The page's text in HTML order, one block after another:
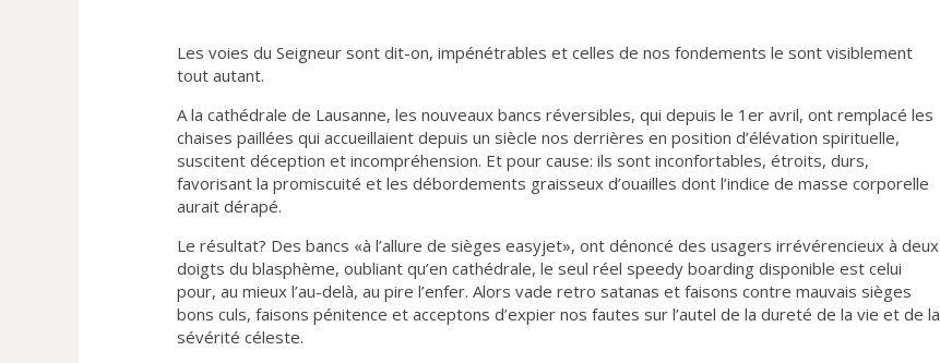
Les voies du Seigneur sont dit-on, impénétrables et celles de nos fondements le sont visiblement
tout autant.
A la cathédrale de Lausanne, les nouveaux bancs réversibles, qui depuis le 1er avril, ont remplacé les
chaises paillées qui accueillaient depuis un siècle nos derrières en position d’élévation spirituelle,
suscitent déception et incompréhension. Et pour cause: ils sont inconfortables, étroits, durs,
favorisant la promiscuité et les débordements graisseux d’ouailles dont l’indice de masse corporelle
aurait dérapé.
Le résultat? Des bancs «à l’allure de sièges easyjet», ont dénoncé des usagers irrévérencieux à deux
doigts du blasphème, oubliant qu’en cathédrale, le seul réel speedy boarding disponible est celui
pour, au mieux l’au-delà, au pire l’enfer. Alors vade retro satanas et faisons contre mauvais sièges
bons culs, faisons pénitence et acceptons d’expier nos fautes sur l’autel de la dureté de la vie et de la
sévérité céleste.